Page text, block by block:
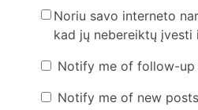
Noriu savo interneto
kad jų nebereiktų
Notify me of follow-up
Notify me of new